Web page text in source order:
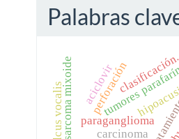
Palabras
paraganglioma
tumores
perforación
sulcus vocalis aciclovir
carcinoma